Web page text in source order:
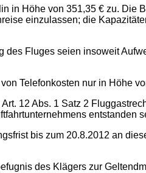
in Höhe von 351,35 € zu. Die
einzulassen; die
des Fluges seien insoweit
Telefonkosten nur in Höhe
12 Abs. 1 Satz 2
entstanden
bis zum 20.8.2012 an
des Klägers zur